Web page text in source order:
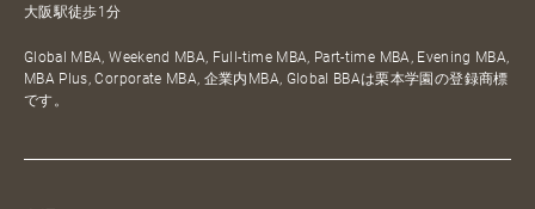
大阪駅徒歩1分
Global MBA, Weekend MBA, Full-time MBA, Part-time MBA, Evening MBA,
MBA Plus, Corporate MBA, 企業内MBA, Global BBAは栗本学園の登録商標
です。